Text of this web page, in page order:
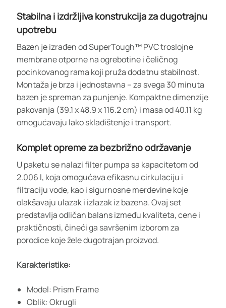
Stabilna i izdržljiva konstrukcija za dugotrajnu
upotrebu
Bazen je izrađen od SuperTough™ PVC troslojne
membrane otporne na ogrebotine i čeličnog
pocinkovanog rama koji pruža dodatnu stabilnost.
Montaža je brza i jednostavna – za svega 30 minuta
bazen je spreman za punjenje. Kompaktne dimenzije
pakovanja (39.1 x 48.9 x 116.2 cm) i masa od 40.11 kg
omogućavaju lako skladištenje i transport.
Komplet opreme za bezbrižno održavanje
U paketu se nalazi filter pumpa sa kapacitetom od
2.006 l, koja omogućava efikasnu cirkulaciju i
filtraciju vode, kao i sigurnosne merdevine koje
olakšavaju ulazak i izlazak iz bazena. Ovaj set
predstavlja odličan balans između kvaliteta, cene i
praktičnosti, čineći ga savršenim izborom za
porodice koje žele dugotrajan proizvod.
Karakteristike:
Model: Prism Frame
Oblik: Okrugli